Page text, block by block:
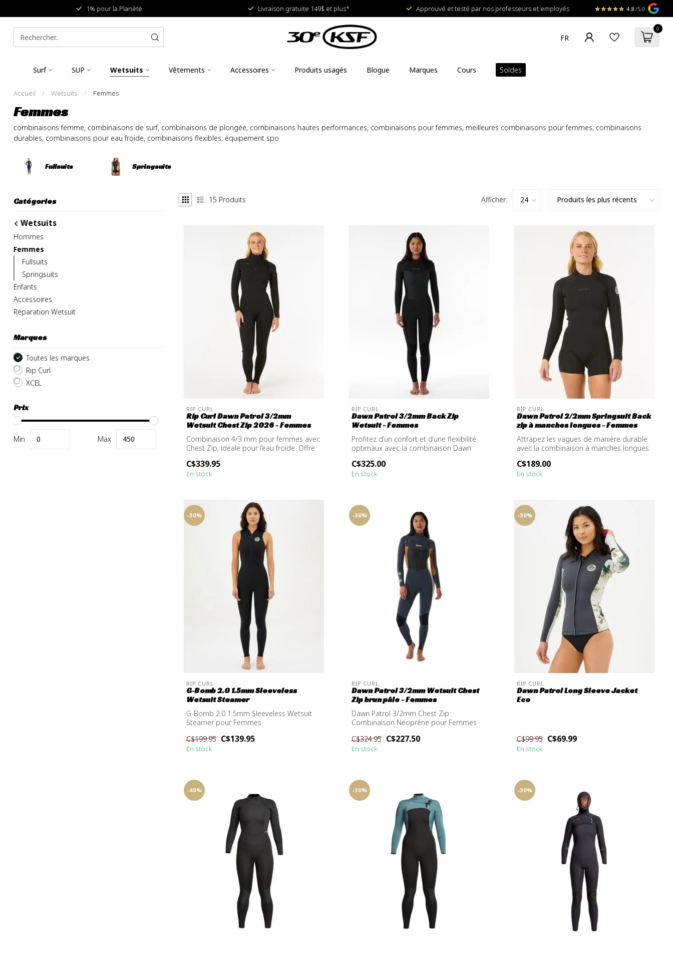
1% pour la Planète Livraison gratuite 149$ et plus* Approuvé et testé par nos professeurs et employés 4.8 /5.0
0
Surf SUP Wetsuits Vêtements Accessoires Produits usagés Blogue Marques Cours Soldes
Accueil / Wetsuits / Femmes
Femmes
combinaisons femme, combinaisons de surf, combinaisons de plongée, combinaisons hautes performances, combinaisons pour femmes, meilleures combinaisons pour femmes, combinaisons
durables, combinaisons pour eau froide, combinaisons flexibles, équipement spo
Fullsuits Springsuits
Catégories
Wetsuits
Hommes
Femmes
Fullsuits
Springsuits
Enfants
Accessoires
Réparation Wetsuit
Marques
Toutes les marques
Rip Curl
XCEL
Prix
Min Max
15 Produits Afficher:
RIP CURL
Rip Curl Dawn Patrol 3/2mm
Wetsuit Chest Zip 2026 - Femmes
Combinaison 4/3 mm pour femmes avec
Chest Zip, idéale pour l’eau froide. Offre
C$339.95
En stock
RIP CURL
Dawn Patrol 3/2mm Back Zip
Wetsuit - Femmes
Profitez d’un confort et d’une flexibilité
optimaux avec la combinaison Dawn
C$325.00
En stock
RIP CURL
Dawn Patrol 2/2mm Springsuit Back
zip à manches longues - Femmes
Attrapez les vagues de manière durable
avec la combinaison à manches longues
C$189.00
En stock
-30%
RIP CURL
G-Bomb 2.0 1.5mm Sleeveless
Wetsuit Steamer
G-Bomb 2.0 1.5mm Sleeveless Wetsuit
Steamer pour Femmes
C$199.95 C$139.95
En stock
-30%
RIP CURL
Dawn Patrol 3/2mm Wetsuit Chest
Zip brun pâle - Femmes
Dawn Patrol 3/2mm Chest Zip
Combinaison Néoprène pour Femmes
C$324.95 C$227.50
En stock
-30%
RIP CURL
Dawn Patrol Long Sleeve Jacket
Eco
C$99.95 C$69.99
En stock
-40% -30% -30%